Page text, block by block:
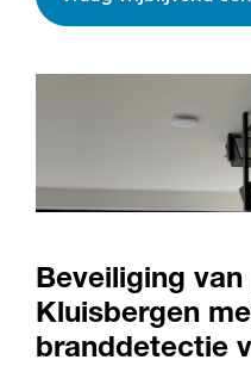
Beveiliging
Kluisbergen
branddetectie